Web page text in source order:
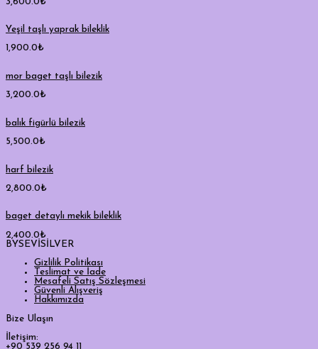
Yeşil taşlı yaprak bileklik
1,900.0₺
mor baget taşlı bilezik
3,200.0₺
balık figürlü bilezik
5,500.0₺
harf bilezik
2,800.0₺
baget detaylı mekik bileklik
2,400.0₺
BYSEVİSİLVER
Gizlilik Politikası
Teslimat ve İade
Mesafeli Satış Sözleşmesi
Güvenli Alışveriş
Hakkımızda
Bize Ulaşın
İletişim:
+90 539 256 94 11